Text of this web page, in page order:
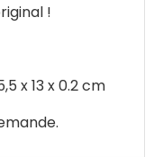
!
x 13 x 0.2 cm